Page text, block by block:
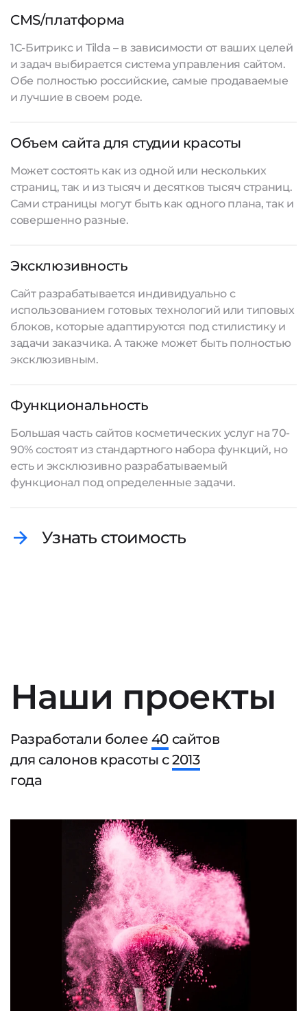
CMS/платформа
1С-Битрикс и Tilda – в зависимости от ваших целей
и задач выбирается система управления сайтом.
Обе полностью российские, самые продаваемые
и лучшие в своем роде.
Объем сайта для студии красоты
Может состоять как из одной или нескольких
страниц, так и из тысяч и десятков тысяч страниц.
Сами страницы могут быть как одного плана, так и
совершенно разные.
Эксклюзивность
Сайт разрабатывается индивидуально с
использованием готовых технологий или типовых
блоков, которые адаптируются под стилистику и
задачи заказчика. А также может быть полностью
эксклюзивным.
Функциональность
Большая часть сайтов косметических услуг на 70-
90% состоят из стандартного набора функций, но
есть и эксклюзивно разрабатываемый
функционал под определенные задачи.
Узнать стоимость
Наши проекты
Разработали более 40 сайтов
для салонов красоты с2013
года